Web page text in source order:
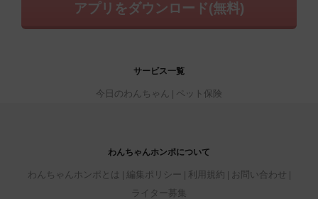
アプリをダウンロード(無料)
サービス一覧
今日のわんちゃん ペット保険
わんちゃんホンポについて
わんちゃんホンポとは 編集ポリシー 利用規約
お問い合わせ
ライター募集